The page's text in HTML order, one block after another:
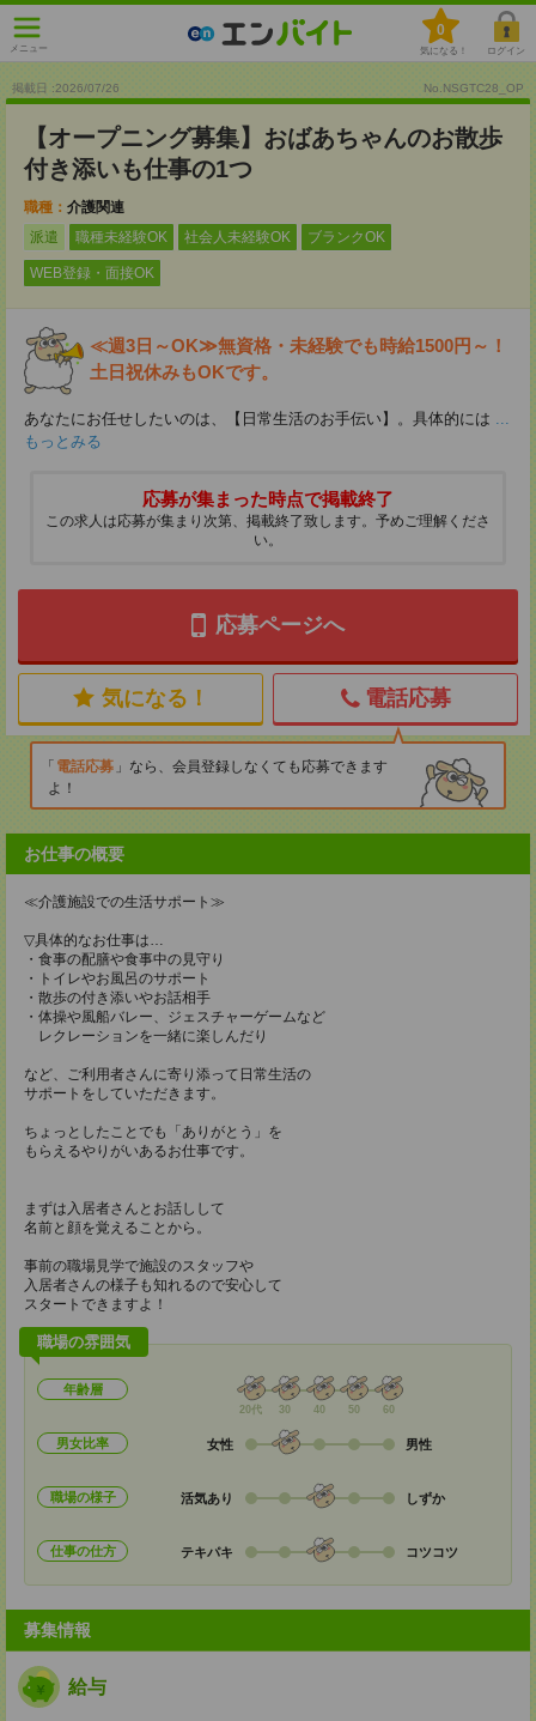
メニュー
0
気になる！ ログイン
掲載日 :2026/07/26 No.NSGTC28_OP
【オープニング募集】おばあちゃんのお散歩
付き添いも仕事の1つ
職種： 介護関連
派遣
職種未経験OK 社会人未経験OK ブランクOK
WEB登録・面接OK
≪週3日～OK≫無資格・未経験でも時給1500円～！
土日祝休みもOKです。
あなたにお任せしたいのは、【日常生活のお手伝い】。具体的には ...
もっとみる
応募が集まった時点で掲載終了
この求人は応募が集まり次第、掲載終了致します。予めご理解くださ
い。
応募ページへ
気になる！ 電話応募
電話応募
なら、会員登録しなくても応募できます
よ！
お仕事の概要
≪介護施設での生活サポート≫
▽具体的なお仕事は…
・食事の配膳や食事中の見守り
・トイレやお風呂のサポート
・散歩の付き添いやお話相手
・体操や風船バレー、ジェスチャーゲームなど
レクレーションを一緒に楽しんだり
など、ご利用者さんに寄り添って日常生活の
サポートをしていただきます。
ちょっとしたことでも「ありがとう」を
もらえるやりがいあるお仕事です。
まずは入居者さんとお話しして
名前と顔を覚えることから。
事前の職場見学で施設のスタッフや
入居者さんの様子も知れるので安心して
スタートできますよ！
職場の雰囲気
年齢層
20代 30 40 50 60
男女比率 女性 男性
職場の様子 活気あり しずか
仕事の仕方 テキパキ コツコツ
募集情報
給与